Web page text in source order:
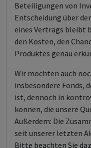
Beteiligungen von
Entscheidung über
eines Vertrags bleibt
den Kosten, den
Produktes genau
Wir möchten auch
insbesondere Fonds,
ist, dennoch in
können, die unsere
Außerdem: Die
seit unserer letzten
Bitte beachten Sie